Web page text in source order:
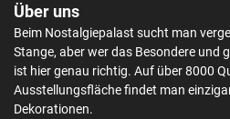
Über uns
Beim Nostalgiepalast sucht man
Stange, aber wer das Besondere und
ist hier genau richtig. Auf über 8000
Ausstellungsfläche findet man
Dekorationen.